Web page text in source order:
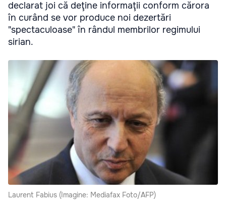
declarat joi că deţine informaţii conform cărora
în curând se vor produce noi dezertări
"spectaculoase" în rândul membrilor regimului
sirian.
Laurent Fabius (Imagine: Mediafax Foto/AFP)